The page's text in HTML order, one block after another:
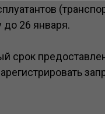
до 26 января.
срок